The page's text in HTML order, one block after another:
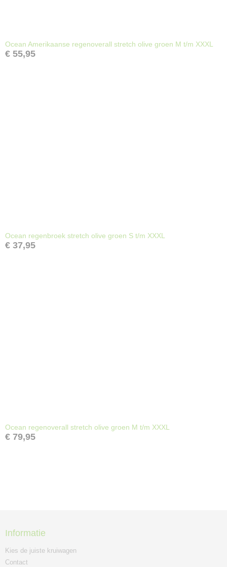
Ocean Amerikaanse regenoverall stretch olive groen M t/m XXXL
€ 55,95
Ocean regenbroek stretch olive groen S t/m XXXL
€ 37,95
Ocean regenoverall stretch olive groen M t/m XXXL
€ 79,95
Informatie
Kies de juiste kruiwagen
Contact